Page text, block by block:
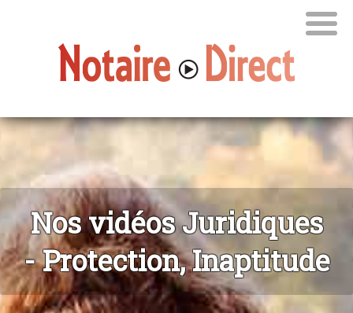
Nos vidéos Juridiques
- Protection, Inaptitude